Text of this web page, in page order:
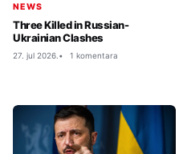
NEWS
Three Killed in Russian-
Ukrainian Clashes
27. jul 2026. 1 komentara